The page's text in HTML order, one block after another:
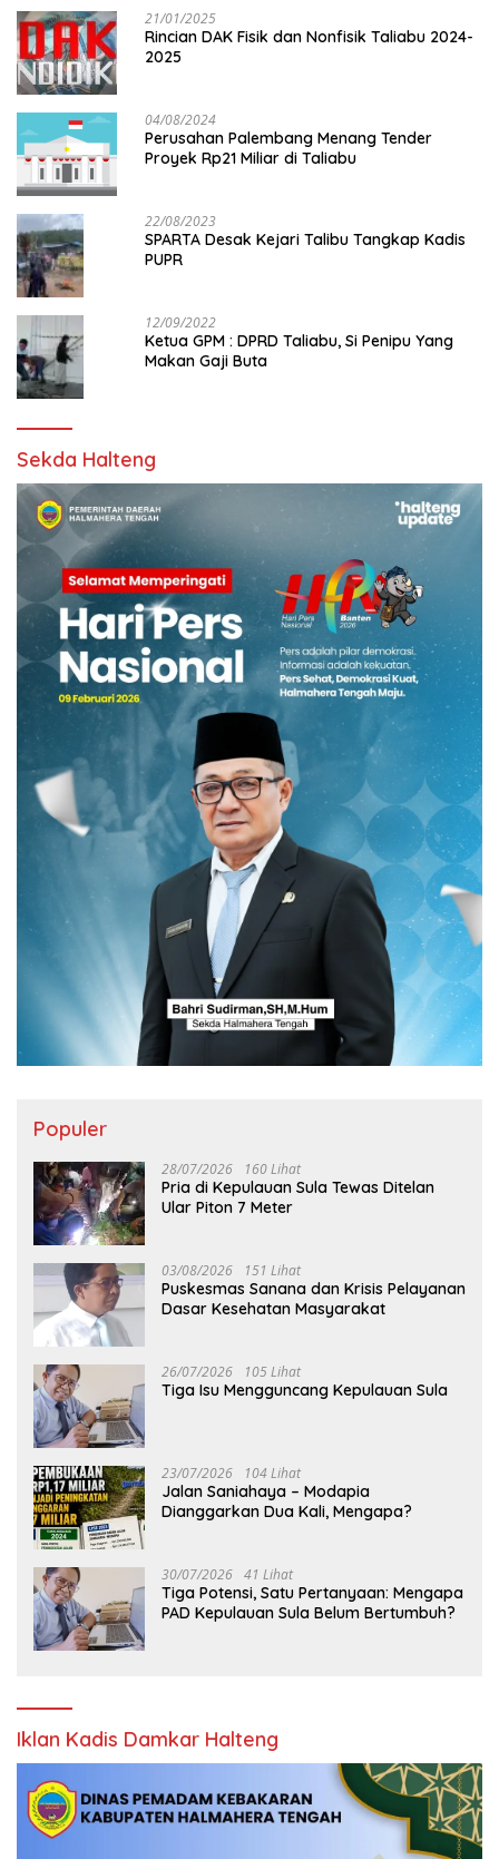
21/01/2025
Rincian DAK Fisik dan Nonfisik Taliabu 2024-
2025
04/08/2024
Perusahan Palembang Menang Tender
Proyek Rp21 Miliar di Taliabu
22/08/2023
SPARTA Desak Kejari Talibu Tangkap Kadis
PUPR
12/09/2022
Ketua GPM : DPRD Taliabu, Si Penipu Yang
Makan Gaji Buta
Sekda Halteng
Populer
28/07/2026 160 Lihat
Pria di Kepulauan Sula Tewas Ditelan
Ular Piton 7 Meter
03/08/2026 151 Lihat
Puskesmas Sanana dan Krisis Pelayanan
Dasar Kesehatan Masyarakat
26/07/2026 105 Lihat
Tiga Isu Mengguncang Kepulauan Sula
23/07/2026 104 Lihat
Jalan Saniahaya – Modapia
Dianggarkan Dua Kali, Mengapa?
30/07/2026 41 Lihat
Tiga Potensi, Satu Pertanyaan: Mengapa
PAD Kepulauan Sula Belum Bertumbuh?
Iklan Kadis Damkar Halteng